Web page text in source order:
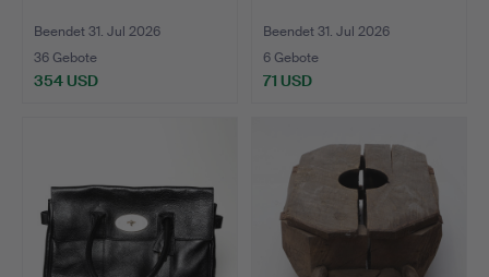
Beendet 31. Jul 2026
36 Gebote
354 USD
Beendet 31. Jul 2026
6 Gebote
71 USD